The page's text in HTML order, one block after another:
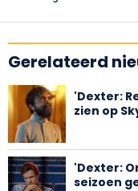
Gerelateerd
'Dexter:
zien op
'Dexter:
seizoen